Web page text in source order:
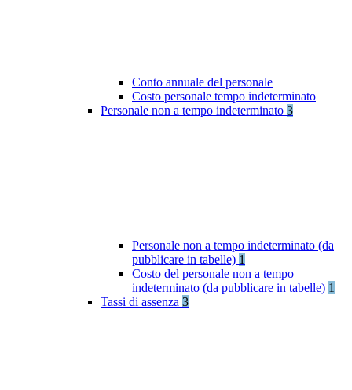
Conto annuale del personale
Costo personale tempo indeterminato
Personale non a tempo indeterminato 3
Personale non a tempo indeterminato (da
pubblicare in tabelle) 1
Costo del personale non a tempo
indeterminato (da pubblicare in tabelle) 1
Tassi di assenza 3